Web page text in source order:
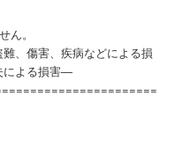
ん。
、傷害、疾病などによる損
による損害―